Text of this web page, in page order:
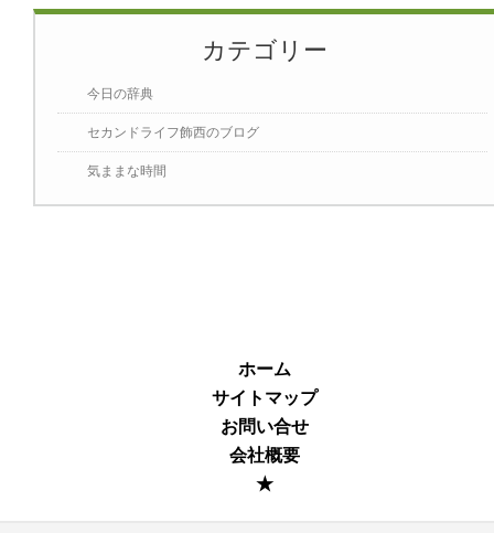
カテゴリー
今日の辞典
セカンドライフ飾西のブログ
気ままな時間
ホーム
サイトマップ
お問い合せ
会社概要
★